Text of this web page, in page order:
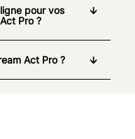
pour vos
Pro ?
Act Pro ?